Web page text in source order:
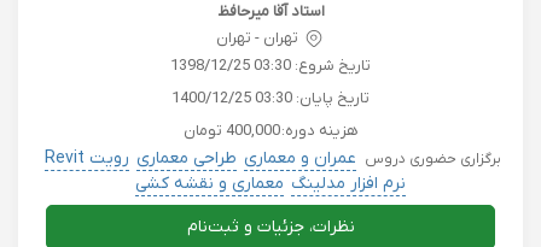
استاد آقا میرحافظ
تهران - تهران
تاریخ شروع: 1398/12/25 03:30
تاریخ پایان: 1400/12/25 03:30
هزینه دوره:400,000 تومان
برگزاری حضوری دروس عمران و معماری طراحی معماری رویت Revit
نرم افزار مدلینگ معماری و نقشه کشی
نظرات، جزئیات و ثبت‌نام